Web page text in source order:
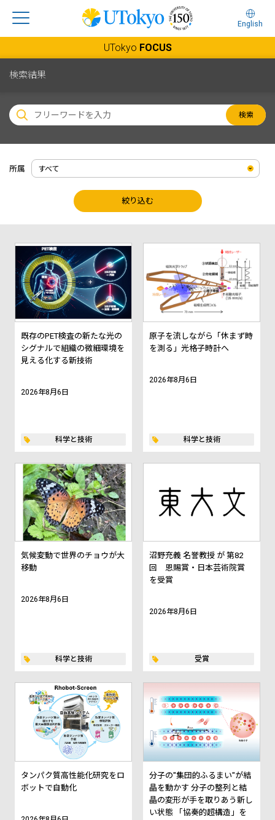
English
UTokyo FOCUS
検索結果
検索
所属
絞り込む
既存のPET検査の新たな光の
シグナルで組織の微細環境を
見える化する新技術
2026年8月6日
科学と技術
原子を流しながら「休まず時
を測る」光格子時計へ
2026年8月6日
科学と技術
気候変動で世界のチョウが大
移動
2026年8月6日
科学と技術
沼野充義 名誉教授 が 第82
回 恩賜賞・日本芸術院賞
を受賞
2026年8月6日
受賞
タンパク質高性能化研究をロ
ボットで自動化
分子の"集団的ふるまい"が結
晶を動かす ――分子の整列と結
晶の変形が手を取りあう新し
い状態 「協奏的超構造」を